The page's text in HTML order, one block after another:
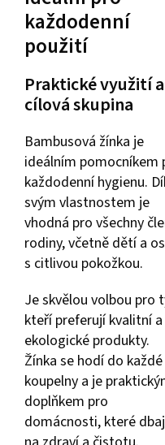
každodenní
použití
Praktické využití a
cílová skupina
Bambusová žínka je
ideálním pomocníkem
každodenní hygienu.
svým vlastnostem je
vhodná pro všechny
rodiny, včetně dětí a
s citlivou pokožkou.
Je skvělou volbou pro
kteří preferují kvalitní a
ekologické produkty.
Žínka se hodí do každé
koupelny a je
doplňkem pro
domácnosti, které